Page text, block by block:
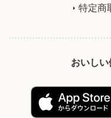
特定商
おいし